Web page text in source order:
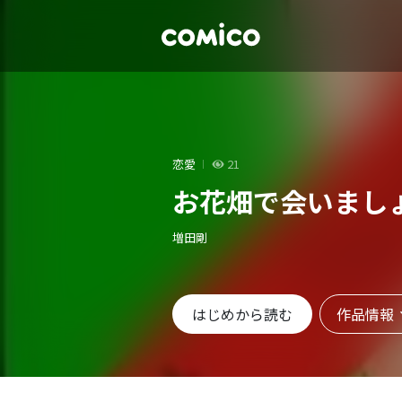
恋愛 21
お花畑で会いまし
増田剛
はじめから読む 作品情報